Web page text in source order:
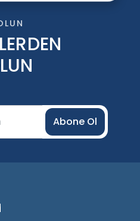
Abone Ol